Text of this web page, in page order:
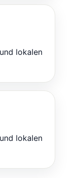
lokalen
lokalen